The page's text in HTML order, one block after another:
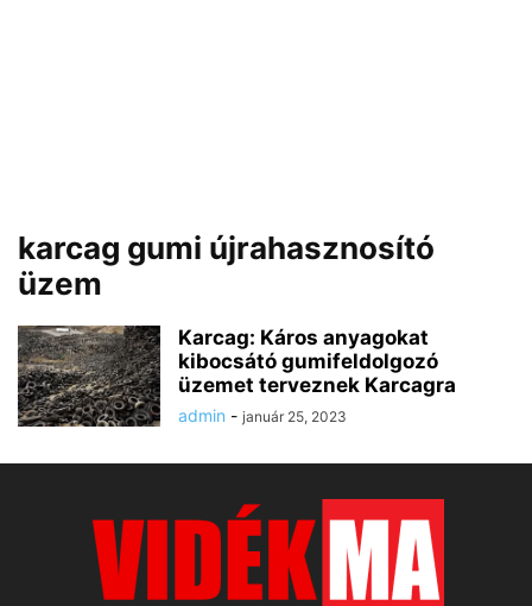
karcag gumi újrahasznosító
üzem
Karcag: Káros anyagokat
kibocsátó gumifeldolgozó
üzemet terveznek Karcagra
admin - január 25, 2023